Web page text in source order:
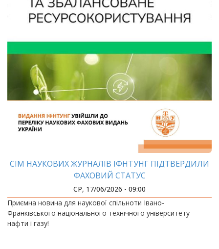
СІМ НАУКОВИХ ЖУРНАЛІВ ІФНТУНГ ПІДТВЕРДИЛИ
ФАХОВИЙ СТАТУС
СР, 17/06/2026 - 09:00
Приємна новина для наукової спільноти Івано-
Франківського національного технічного університету
нафти і газу!